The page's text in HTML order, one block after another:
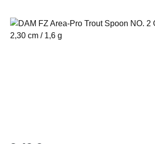
Bildergalerie überspringen